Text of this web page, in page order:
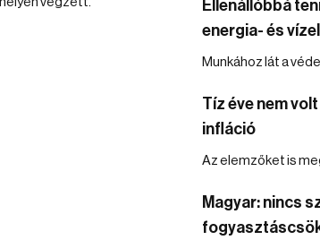
Ellenállóbbá
energia- és
Munkához lát a
Tíz éve nem
infláció
Az elemzőket is
Magyar: nincs